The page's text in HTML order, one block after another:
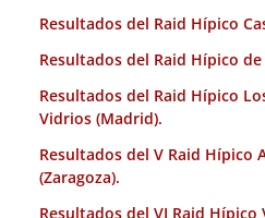
Resultados del Raid Hípico
Resultados del Raid Hípico
Resultados del Raid Hípico
Vidrios (Madrid).
Resultados del V Raid Hípico
(Zaragoza).
Resultados del VI Raid